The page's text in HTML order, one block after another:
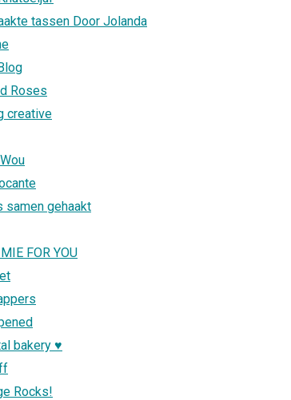
tassen Door Jolanda
Roses
creative
samen gehaakt
FOR YOU
bakery ♥
Rocks!